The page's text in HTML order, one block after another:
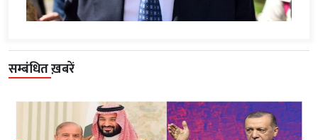
सम्बंधित ख़बरें